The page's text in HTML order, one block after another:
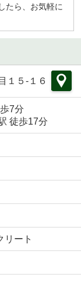
たら、お気軽に
１５-１６
7分
徒歩17分
リート